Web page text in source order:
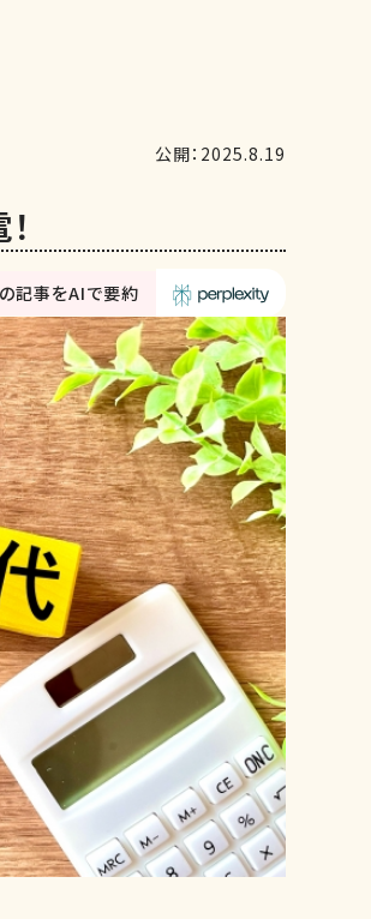
公開：2025.8.19
記事をAIで要約